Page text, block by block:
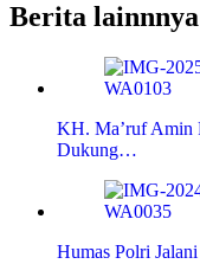
Berita lainnnya
KH. Ma’ruf Amin
Dukung…
Humas Polri